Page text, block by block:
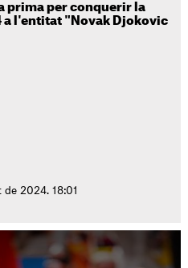
prima per conquerir la
a l'entitat "Novak Djokovic
de 2024. 18:01